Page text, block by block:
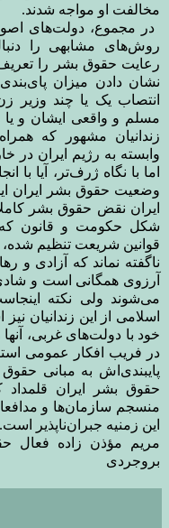
مخالفت او مواجه شدند.
در مجموع، دولت‌های
روش‌های مشابهی را
رعایت حقوق بشر را
نشان دادن میزان
انتصاب یک یا چند وزیر
مسلم و واقعی ایشان و
زندانیان مشهور که
وابسته به رژیم ایران در
اما با نگاه ژرف‌تر، آیا با
وضعیت حقوق بشر ایران
ایران نقض حقوق بشر
شکل حکومت و قانون
قوانین شریعت تنظیم شده،
ناگفته نماند که آزادی و
آرزوی همگانی است و
می‌شوند ولی نکته
اسلامی از این زندانیان
خود با دولت‌های غربی،
در فریب افکار عمومی
پایبندی‌اش به مبانی
حقوق بشر ایران
منسجم سازمان‌ها و
این زمنیه جبران‌ناپذیر است.
مریم مؤذن زاده فعال
بروجردی